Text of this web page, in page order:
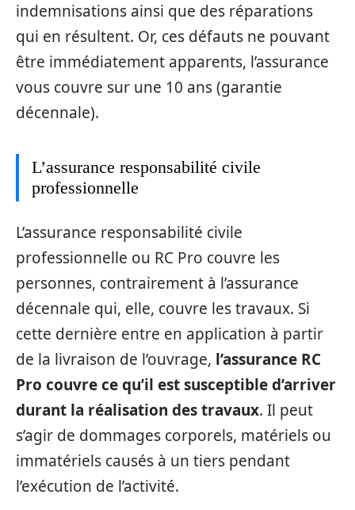
indemnisations ainsi que des réparations
qui en résultent. Or, ces défauts ne pouvant
être immédiatement apparents, l’assurance
vous couvre sur une 10 ans (garantie
décennale).
L’assurance responsabilité civile
professionnelle
L’assurance responsabilité civile
professionnelle ou RC Pro couvre les
personnes, contrairement à l’assurance
décennale qui, elle, couvre les travaux. Si
cette dernière entre en application à partir
de la livraison de l’ouvrage, l’assurance RC
Pro couvre ce qu’il est susceptible d’arriver
durant la réalisation des travaux. Il peut
s’agir de dommages corporels, matériels ou
immatériels causés à un tiers pendant
l’exécution de l’activité.